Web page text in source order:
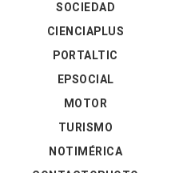
SOCIEDAD
CIENCIAPLUS
PORTALTIC
EPSOCIAL
MOTOR
TURISMO
NOTIMÉRICA